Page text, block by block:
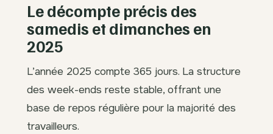
Le décompte précis des
samedis et dimanches en
2025
L’année 2025 compte 365 jours. La structure
des week-ends reste stable, offrant une
base de repos régulière pour la majorité des
travailleurs.